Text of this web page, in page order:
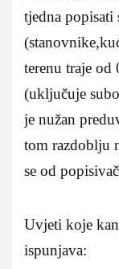
tjedna popisati
terenu traje
(uključuje
je nužan
tom razdoblju
se od
Uvjeti koje
ispunjava: